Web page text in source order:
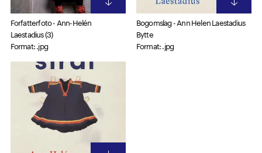
Forfatterfoto - Ann-Helén
Laestadius (3)
Format: .jpg
Bogomslag - Ann Helen Laestadius
Bytte
Format: .jpg